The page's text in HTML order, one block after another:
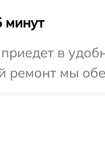
минут
в
ремонт мы